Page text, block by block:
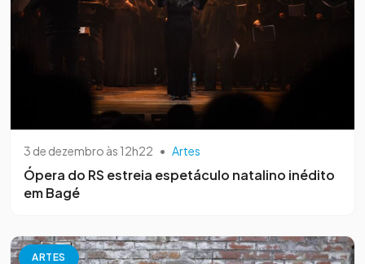
3 de dezembro às 12h22 • Artes
Ópera do RS estreia espetáculo natalino inédito
em Bagé
ARTES